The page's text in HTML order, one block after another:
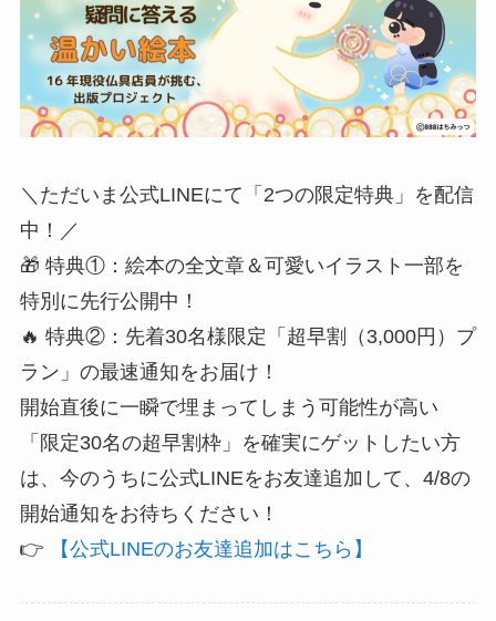
​＼ただいま公式LINEにて「2つの限定特典」を配信
中！／
​🎁 特典①：絵本の全文章＆可愛いイラスト一部を
特別に先行公開中！
🔥 特典②：先着30名様限定「超早割（3,000円）プ
ラン」の最速通知をお届け！
​開始直後に一瞬で埋まってしまう可能性が高い
「限定30名の超早割枠」を確実にゲットしたい方
は、今のうちに公式LINEをお友達追加して、4/8の
開始通知をお待ちください！
​👉
【公式LINEのお友達追加はこちら】